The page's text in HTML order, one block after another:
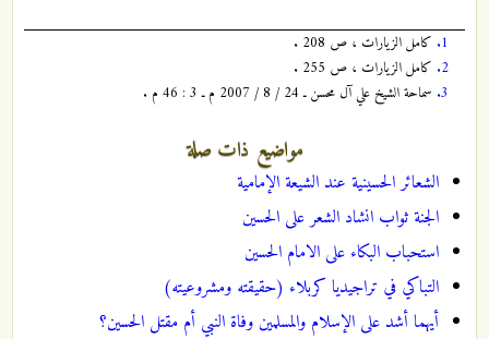
1. كامل الزيارات ، ص 208 .
2. كامل الزيارات ، ص 255 .
3. سماحة الشيخ علي آل محسن ـ 24 / 8 / 2007 م ـ 3 : 46 م .
مواضيع ذات صلة
الشعائر الحسينية عند الشيعة الإمامية
الجنة ثواب انشاد الشعر على الحسين
استحباب البكاء على الامام الحسين
التباكي في تراجيديا كربلاء (حقيقته ومشروعيته)
أيهما أشد على الإسلام والمسلمين وفاة النبي أم مقتل الحسين؟